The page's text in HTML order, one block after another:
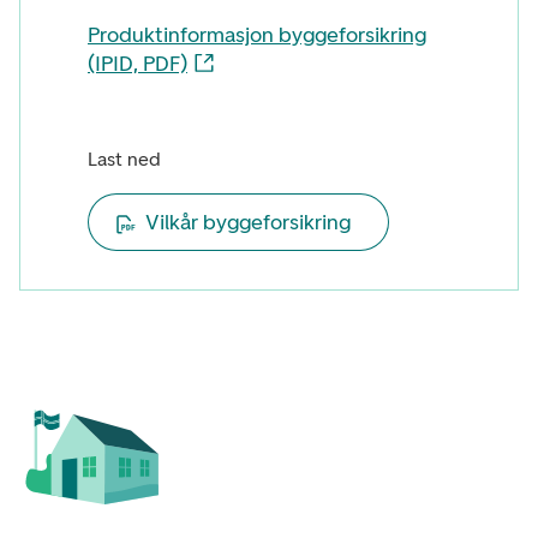
Produktinformasjon byggeforsikring
(IPID, PDF)
Last ned
Vilkår byggeforsikring